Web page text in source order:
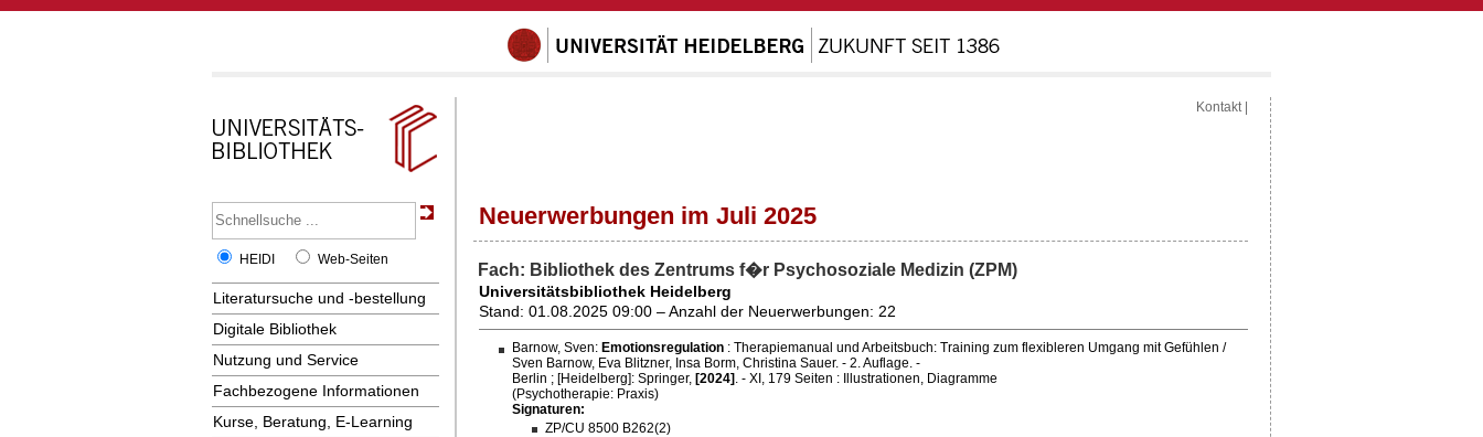
HEIDI Web-Seiten
Literatursuche und -bestellung
Digitale Bibliothek
Nutzung und Service
Fachbezogene Informationen
Kurse, Beratung, E-Learning
Kontakt
Neuerwerbungen im Juli 2025
Fach: Bibliothek des Zentrums f�r Psychosoziale Medizin (ZPM)
Universitätsbibliothek Heidelberg
Stand: 01.08.2025 09:00 – Anzahl der Neuerwerbungen: 22
Barnow, Sven: Emotionsregulation : Therapiemanual und Arbeitsbuch: Training zum flexibleren Umgang mit Gefühlen /
Sven Barnow, Eva Blitzner, Insa Borm, Christina Sauer. - 2. Auflage. -
Berlin ; [Heidelberg]: Springer, [2024] . - XI, 179 Seiten : Illustrationen, Diagramme
(Psychotherapie: Praxis)
Signaturen:
ZP/CU 8500 B262(2)